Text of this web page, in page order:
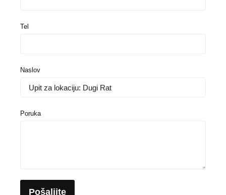
Tel
Naslov
Poruka
Pošaljite